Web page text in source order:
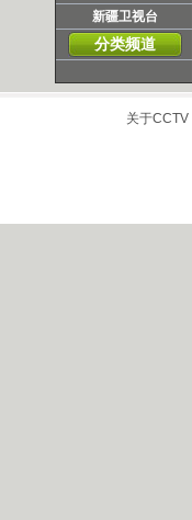
新疆卫视台
分类频道
关于CCTV|